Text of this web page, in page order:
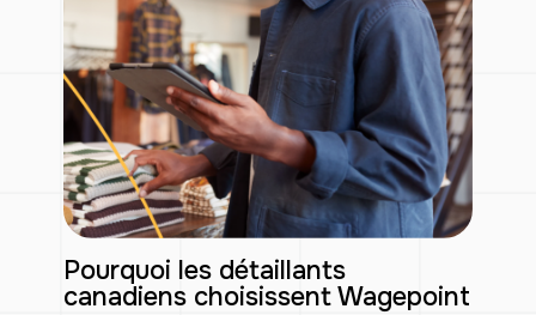
Pourquoi les détaillants
canadiens choisissent Wagepoint